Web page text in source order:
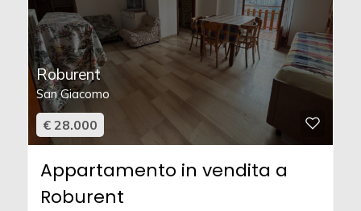
Roburent
San Giacomo
€ 28.000
Appartamento in vendita a
Roburent